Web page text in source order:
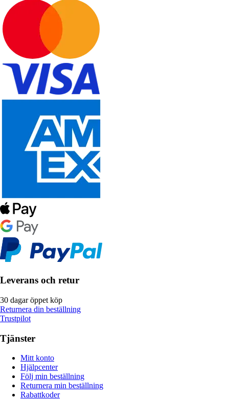
Leverans och retur
30 dagar öppet köp
Returnera din beställning
Trustpilot
Tjänster
Mitt konto
Hjälpcenter
Följ min beställning
Returnera min beställning
Rabattkoder